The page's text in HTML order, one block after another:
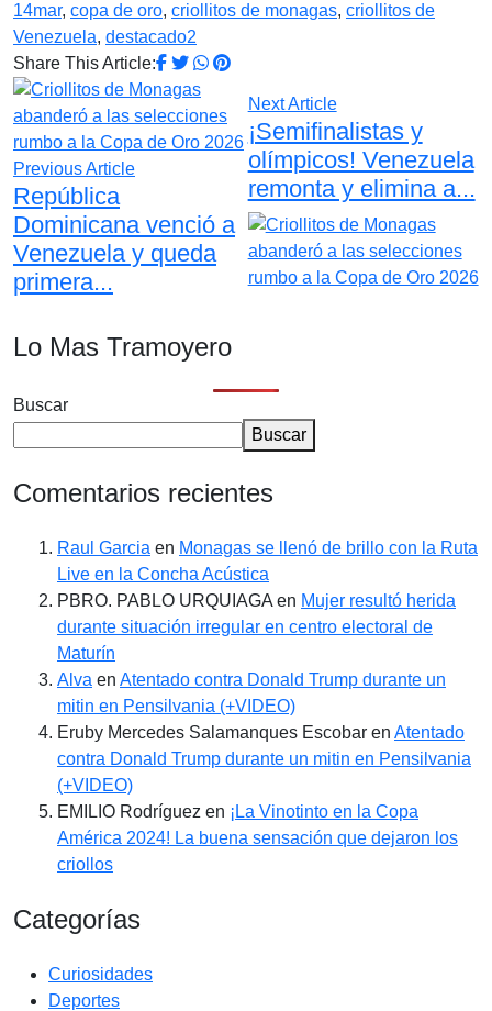
14mar, copa de oro, criollitos de monagas, criollitos de
Venezuela, destacado2
Share This Article:
Previous Article
República
Dominicana venció a
Venezuela y queda
primera...
Next Article
¡Semifinalistas y
olímpicos! Venezuela
remonta y elimina a...
Lo Mas Tramoyero
Buscar
Buscar
Comentarios recientes
Raul Garcia en Monagas se llenó de brillo con la Ruta
Live en la Concha Acústica
PBRO. PABLO URQUIAGA en Mujer resultó herida
durante situación irregular en centro electoral de
Maturín
Alva en Atentado contra Donald Trump durante un
mitin en Pensilvania (+VIDEO)
Eruby Mercedes Salamanques Escobar en Atentado
contra Donald Trump durante un mitin en Pensilvania
(+VIDEO)
EMILIO Rodríguez en ¡La Vinotinto en la Copa
América 2024! La buena sensación que dejaron los
criollos
Categorías
Curiosidades
Deportes